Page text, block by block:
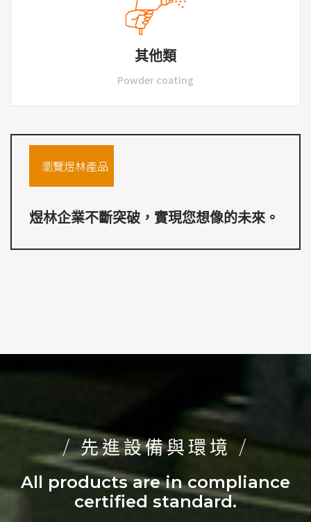
其他類
Powder coating
瀏覽煜林產品
煜林企業不斷突破，實現您想像的未來。
/ 先進設備與環境 /
All products are in compliance
certified standard.